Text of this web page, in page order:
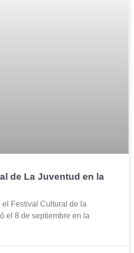
de La Juventud en la
el Festival Cultural de la
el 8 de septiembre en la